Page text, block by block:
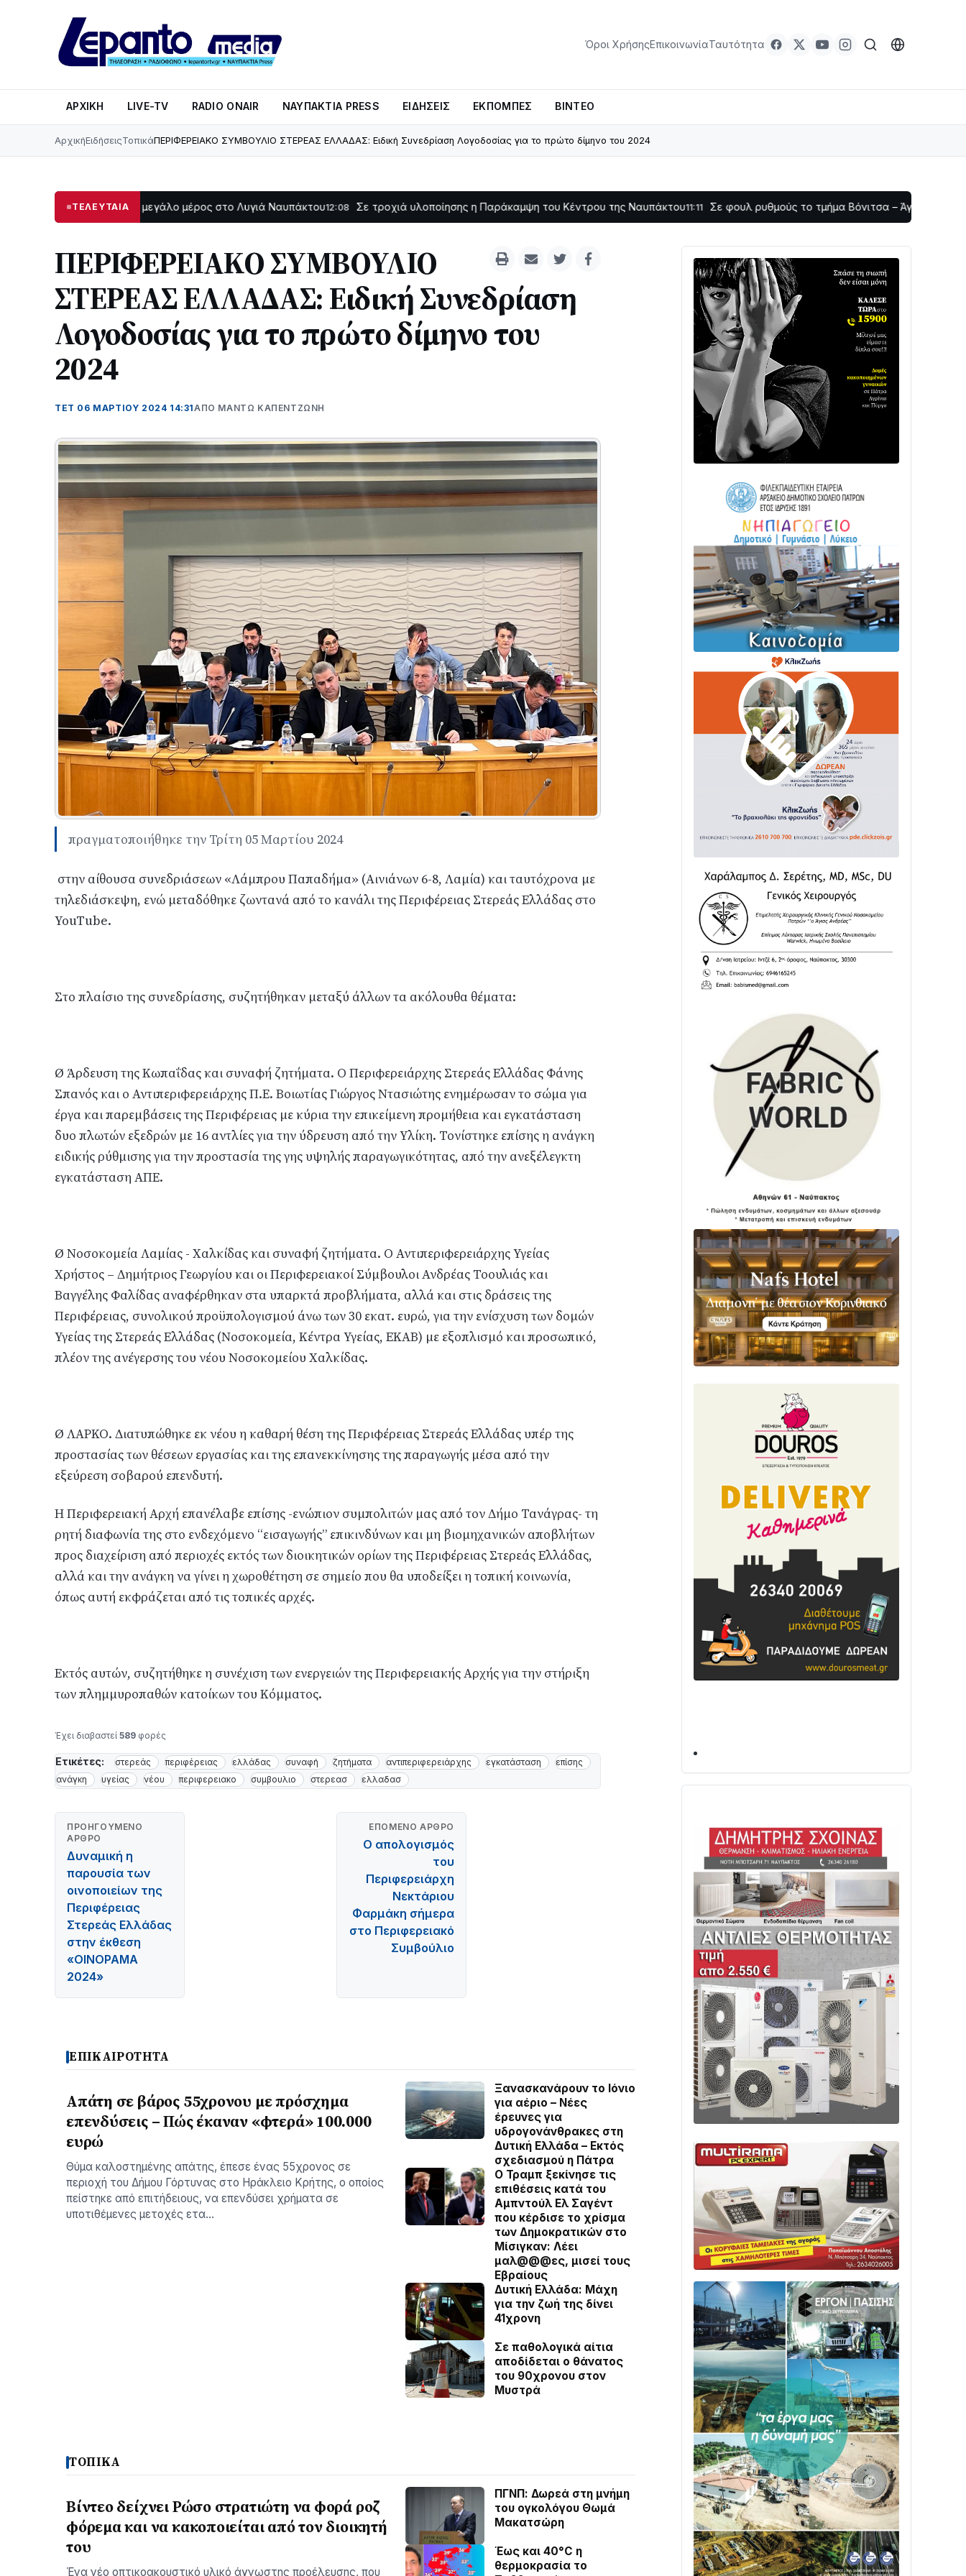
Όροι ΧρήσηςΕπικοινωνίαΤαυτότητα
ΑΡΧΙΚΉ LIVE-TV RADIO ONAIR ΝΑΥΠΑΚΤΊΑ PRESS ΕΙΔΉΣΕΙΣ ΕΚΠΟΜΠΈΣ ΒΊΝΤΕΟ
ΑρχικήΕιδήσειςΤοπικάΠΕΡΙΦΕΡΕΙΑΚΟ ΣΥΜΒΟΥΛΙΟ ΣΤΕΡΕΑΣ ΕΛΛΑΔΑΣ: Ειδική Συνεδρίαση Λογοδοσίας για το πρώτο δίμηνο του 2024
ΤΕΛΕΥΤΑΙΑ
Στο σκοτάδι μεγάλο μέρος στο Λυγιά Ναυπάκτου12:08 Σε τροχιά υλοποίησης η Παράκαμψη του Κέντρου της Ναυπάκτου11:11 Σε φουλ ρυθμούς το τμήμα Βόνιτσα – Άγιος Νικόλαος |
ΠΕΡΙΦΕΡΕΙΑΚΟ ΣΥΜΒΟΥΛΙΟ
ΣΤΕΡΕΑΣ ΕΛΛΑΔΑΣ: Ειδική Συνεδρίαση
Λογοδοσίας για το πρώτο δίμηνο του
2024
ΤΕΤ 06 ΜΑΡΤΊΟΥ 2024 14:31ΑΠΌ ΜΑΝΤΩ ΚΑΠΕΝΤΖΩΝΗ
πραγματοποιήθηκε την Τρίτη 05 Μαρτίου 2024
στην αίθουσα συνεδριάσεων «Λάμπρου Παπαδήμα» (Αινιάνων 6-8, Λαμία) και ταυτόχρονα με
τηλεδιάσκεψη, ενώ μεταδόθηκε ζωντανά από το κανάλι της Περιφέρειας Στερεάς Ελλάδας στο
YouTube.
Στο πλαίσιο της συνεδρίασης, συζητήθηκαν μεταξύ άλλων τα ακόλουθα θέματα:
Ø Άρδευση της Κωπαΐδας και συναφή ζητήματα. Ο Περιφερειάρχης Στερεάς Ελλάδας Φάνης
Σπανός και ο Αντιπεριφερειάρχης Π.Ε. Βοιωτίας Γιώργος Ντασιώτης ενημέρωσαν το σώμα για
έργα και παρεμβάσεις της Περιφέρειας με κύρια την επικείμενη προμήθεια και εγκατάσταση
δυο πλωτών εξεδρών με 16 αντλίες για την ύδρευση από την Υλίκη. Τονίστηκε επίσης η ανάγκη
ειδικής ρύθμισης για την προστασία της γης υψηλής παραγωγικότητας, από την ανεξέλεγκτη
εγκατάσταση ΑΠΕ.
Ø Νοσοκομεία Λαμίας - Χαλκίδας και συναφή ζητήματα. Ο Αντιπεριφερειάρχης Υγείας
Χρήστος – Δημήτριος Γεωργίου και οι Περιφερειακοί Σύμβουλοι Ανδρέας Τοουλιάς και
Βαγγέλης Φαλίδας αναφέρθηκαν στα υπαρκτά προβλήματα, αλλά και στις δράσεις της
Περιφέρειας, συνολικού προϋπολογισμού άνω των 30 εκατ. ευρώ, για την ενίσχυση των δομών
Υγείας της Στερεάς Ελλάδας (Νοσοκομεία, Κέντρα Υγείας, ΕΚΑΒ) με εξοπλισμό και προσωπικό,
πλέον της ανέγερσης του νέου Νοσοκομείου Χαλκίδας.
Ø ΛΑΡΚΟ. Διατυπώθηκε εκ νέου η καθαρή θέση της Περιφέρειας Στερεάς Ελλάδας υπέρ της
προστασίας των θέσεων εργασίας και της επανεκκίνησης της παραγωγής μέσα από την
εξεύρεση σοβαρού επενδυτή.
Η Περιφερειακή Αρχή επανέλαβε επίσης -ενώπιον συμπολιτών μας από τον Δήμο Τανάγρας- τη
ρητή διαφωνία της στο ενδεχόμενο “εισαγωγής” επικινδύνων και μη βιομηχανικών αποβλήτων
προς διαχείριση από περιοχές εκτός των διοικητικών ορίων της Περιφέρειας Στερεάς Ελλάδας,
αλλά και την ανάγκη να γίνει η χωροθέτηση σε σημείο που θα υποδείξει η τοπική κοινωνία,
όπως αυτή εκφράζεται από τις τοπικές αρχές.
Εκτός αυτών, συζητήθηκε η συνέχιση των ενεργειών της Περιφερειακής Αρχής για την στήριξη
των πλημμυροπαθών κατοίκων του Κόμματος.
Έχει διαβαστεί 589 φορές
Ετικέτες: στερεάς περιφέρειας ελλάδας συναφή ζητήματα αντιπεριφερειάρχης εγκατάσταση
επίσης
ανάγκη
υγείας νέου περιφερειακο συμβουλιο στερεασ ελλαδασ
ΠΡΟΗΓΟΎΜΕΝΟ
ΆΡΘΡΟ
Δυναμική η
παρουσία των
οινοποιείων της
Περιφέρειας
Στερεάς Ελλάδας
στην έκθεση
«ΟΙΝΟΡΑΜΑ
2024»
ΕΠΌΜΕΝΟ ΆΡΘΡΟ
Ο απολογισμός
του
Περιφερειάρχη
Νεκτάριου
Φαρμάκη σήμερα
στο Περιφερειακό
Συμβούλιο
ΕΠΙΚΑΙΡΟΤΗΤΑ
Απάτη σε βάρος 55χρονου με πρόσχημα
επενδύσεις – Πώς έκαναν «φτερά» 100.000
ευρώ
Θύμα καλοστημένης απάτης, έπεσε ένας 55χρονος σε
περιοχή του Δήμου Γόρτυνας στο Ηράκλειο Κρήτης, ο οποίος
πείστηκε από επιτήδειους, να επενδύσει χρήματα σε
υποτιθέμενες μετοχές ετα…
Ξανασκανάρουν το Ιόνιο
για αέριο – Νέες
έρευνες για
υδρογονάνθρακες στη
Δυτική Ελλάδα – Εκτός
σχεδιασμού η Πάτρα
O Τραμπ ξεκίνησε τις
επιθέσεις κατά του
Αμπντούλ Ελ Σαγέντ
που κέρδισε το χρίσμα
των Δημοκρατικών στο
Μίσιγκαν: Λέει
μαλ@@@ες, μισεί τους
Εβραίους
Δυτική Ελλάδα: Μάχη
για την ζωή της δίνει
41χρονη
Σε παθολογικά αίτια
αποδίδεται ο θάνατος
του 90χρονου στον
Μυστρά
ΤΟΠΙΚΑ
Βίντεο δείχνει Ρώσο στρατιώτη να φορά ροζ
φόρεμα και να κακοποιείται από τον διοικητή
του
Ένα νέο οπτικοακουστικό υλικό άγνωστης προέλευσης, που
ΠΓΝΠ: Δωρεά στη μνήμη
του ογκολόγου Θωμά
Μακατσώρη
Έως και 40°C η
θερμοκρασία το